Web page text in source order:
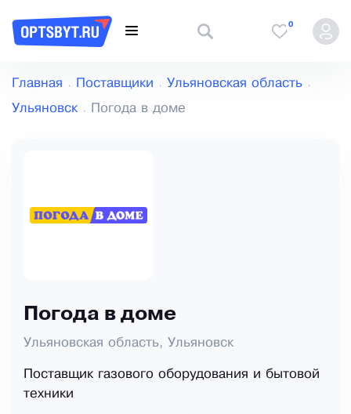
0
Главная Поставщики Ульяновская область
Ульяновск Погода в доме
Погода в доме
Ульяновская область, Ульяновск
Поставщик газового оборудования и бытовой
техники